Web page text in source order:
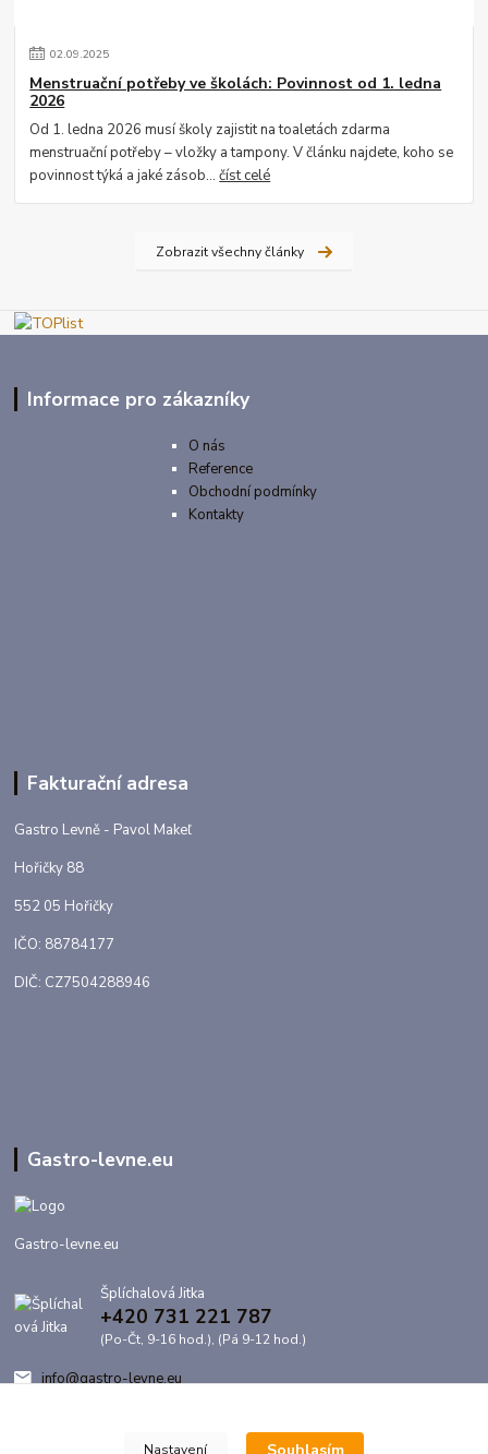
02.09.2025
Menstruační potřeby ve školách: Povinnost od 1. ledna
2026
Od 1. ledna 2026 musí školy zajistit na toaletách zdarma
menstruační potřeby – vložky a tampony. V článku najdete, koho se
povinnost týká a jaké zásob...číst celé
Zobrazit všechny články
Informace pro zákazníky
O nás
Reference
Obchodní podmínky
Kontakty
Fakturační adresa
Gastro Levně - Pavol Makeľ
Hořičky 88
552 05 Hořičky
IČO: 88784177
DIČ: CZ7504288946
Gastro-levne.eu
Gastro-levne.eu
Šplíchalová Jitka
+420 731 221 787
(Po-Čt, 9-16 hod.), (Pá 9-12 hod.)
info@gastro-levne.eu
Nastavení